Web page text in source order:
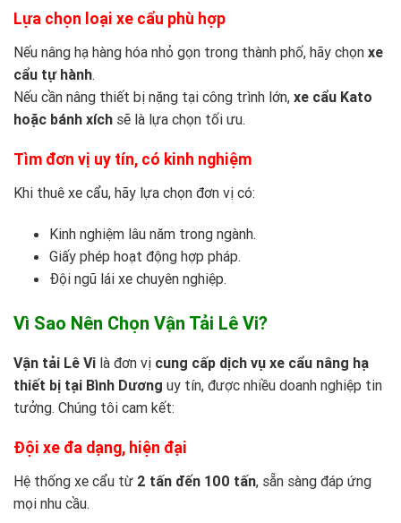
Lựa chọn loại xe cẩu phù hợp
Nếu nâng hạ hàng hóa nhỏ gọn trong thành phố, hãy chọn xe
cẩu tự hành.
Nếu cần nâng thiết bị nặng tại công trình lớn, xe cẩu Kato
hoặc bánh xích sẽ là lựa chọn tối ưu.
Tìm đơn vị uy tín, có kinh nghiệm
Khi thuê xe cẩu, hãy lựa chọn đơn vị có:
Kinh nghiệm lâu năm trong ngành.
Giấy phép hoạt động hợp pháp.
Đội ngũ lái xe chuyên nghiệp.
Vì Sao Nên Chọn Vận Tải Lê Vi?
Vận tải Lê Vi là đơn vị cung cấp dịch vụ xe cẩu nâng hạ
thiết bị tại Bình Dương uy tín, được nhiều doanh nghiệp tin
tưởng. Chúng tôi cam kết:
Đội xe đa dạng, hiện đại
Hệ thống xe cẩu từ 2 tấn đến 100 tấn, sẵn sàng đáp ứng
mọi nhu cầu.